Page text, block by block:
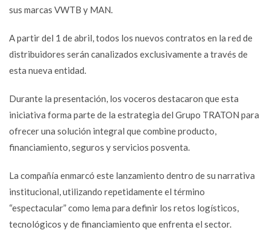
sus marcas VWTB y MAN.
A partir del 1 de abril, todos los nuevos contratos en la red de
distribuidores serán canalizados exclusivamente a través de
esta nueva entidad.
Durante la presentación, los voceros destacaron que esta
iniciativa forma parte de la estrategia del Grupo TRATON para
ofrecer una solución integral que combine producto,
financiamiento, seguros y servicios posventa.
La compañía enmarcó este lanzamiento dentro de su narrativa
institucional, utilizando repetidamente el término
“espectacular” como lema para definir los retos logísticos,
tecnológicos y de financiamiento que enfrenta el sector.